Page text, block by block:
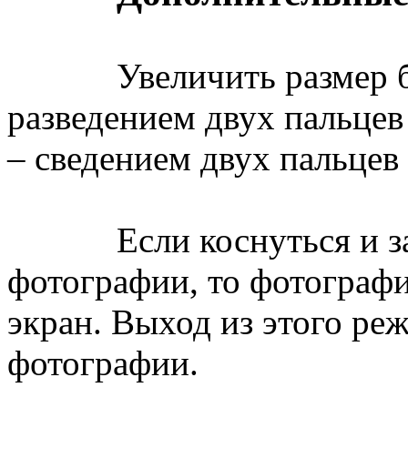
Увеличить размер
разведением двух
– сведением двух пальцев
Если коснуться и
фотографии, то
экран. Выход из этого
фотографии.